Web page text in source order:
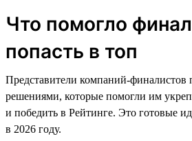
Что помогло
попасть в топ
Представители компаний-финалистов
решениями, которые помогли им
и победить в Рейтинге. Это готовые
в 2026 году.